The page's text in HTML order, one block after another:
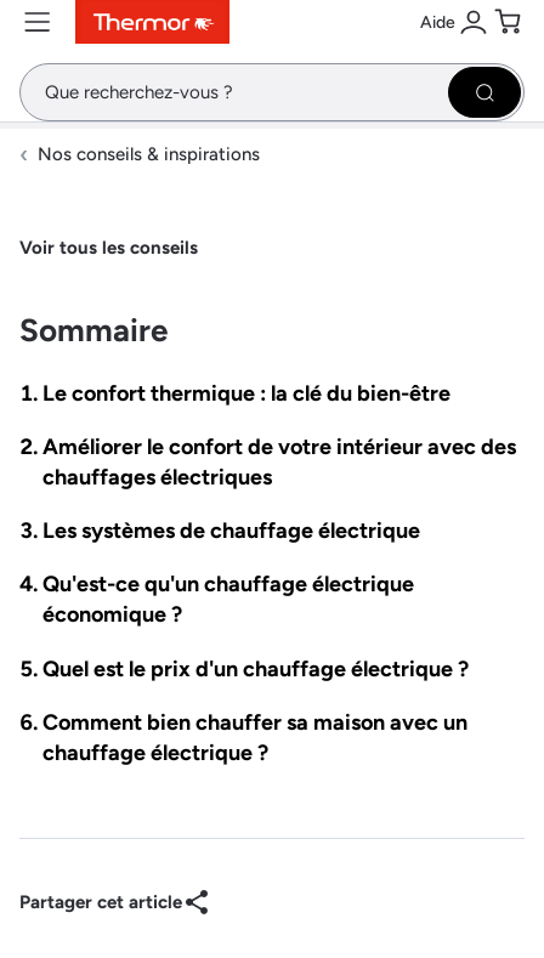
ContenuMenuRecherche Aide
Se
Nos conseils & inspirations
Voir tous les conseils
Sommaire
Le confort thermique : la clé du bien-être
Améliorer le confort de votre intérieur avec des
chauffages électriques
Les systèmes de chauffage électrique
Qu'est-ce qu'un chauffage électrique
économique ?
Quel est le prix d'un chauffage électrique ?
Comment bien chauffer sa maison avec un
chauffage électrique ?
Partager cet article